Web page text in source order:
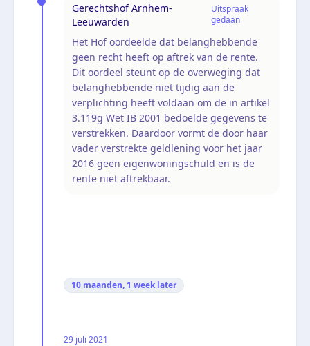
Gerechtshof Arnhem-
Leeuwarden
Uitspraak
gedaan
Het Hof oordeelde dat belanghebbende
geen recht heeft op aftrek van de rente.
Dit oordeel steunt op de overweging dat
belanghebbende niet tijdig aan de
verplichting heeft voldaan om de in artikel
3.119g Wet IB 2001 bedoelde gegevens te
verstrekken. Daardoor vormt de door haar
vader verstrekte geldlening voor het jaar
2016 geen eigenwoningschuld en is de
rente niet aftrekbaar.
10 maanden, 1 week later
29 juli 2021